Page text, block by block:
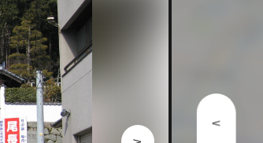
사진 다운로드
재해가 발생했을 때의 교통 정보
관광 안내 책자